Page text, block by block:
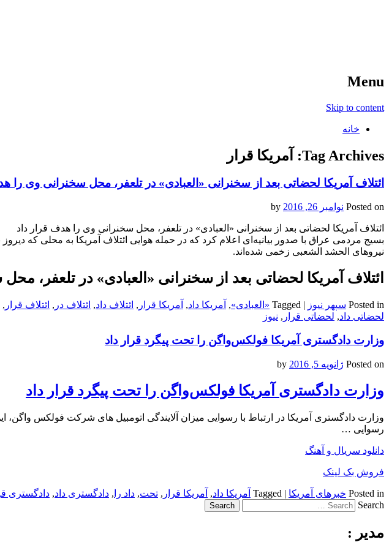
Menu
Skip to content
خانه
Tag Archives: آمریکا قرار
ائتلاف آمریکا لحضاتی بعد از سخنرانی «العبادی» در تلعفر، محل سخنرانی‌ وی را
Posted on نوامبر 26, 2016
ائتلاف آمریکا لحضاتی بعد از سخنرانی «العبادی» در تلعفر، محل سخنرانی‌ وی را هدف قرار داد
بسیج مردمی عراق با صدور بیانیه‌ای اعلام کرد که در حمله هوایی ائتلاف آمریکا به محلی که
نیروهای الحشد الشعبی زخمی شده‌اند.
ائتلاف آمریکا لحضاتی بعد از سخنرانی «العبادی» در تلعفر،
Posted in سپهر نیوز |
Tagged «العبادی», آمریکا داد, آمریکا قرار , ائتلاف داد, ائتلاف در , ائتلاف قرار ,
لحضاتی داد, لحضاتی قرار , نیوز
وزارت دادگستری آمریکا فولکس‌واگن را تحت پیگرد قرار داد
Posted on ژانویه 5, 2016
وزارت دادگستری آمریکا فولکس‌واگن را تحت پیگرد قرار داد
وزارت دادگستری آمریکا در ارتباط با رسوایی میزان آلایندگی اتومبیل های شرکت فولکس واگن،
رسوایی …
دانلود سریال و آهنگ
فروش بک لینک
Posted in خبرهای آمریکا |
Tagged آمریکا داد, آمریکا قرار , تحت, داد را , دادگستری داد, دادگستری
Search
مدیر :